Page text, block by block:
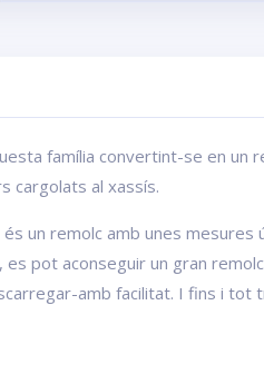
família convertint-se en
cargolats al xassís.
un remolc amb unes
pot aconseguir un gran
amb facilitat. I fins i